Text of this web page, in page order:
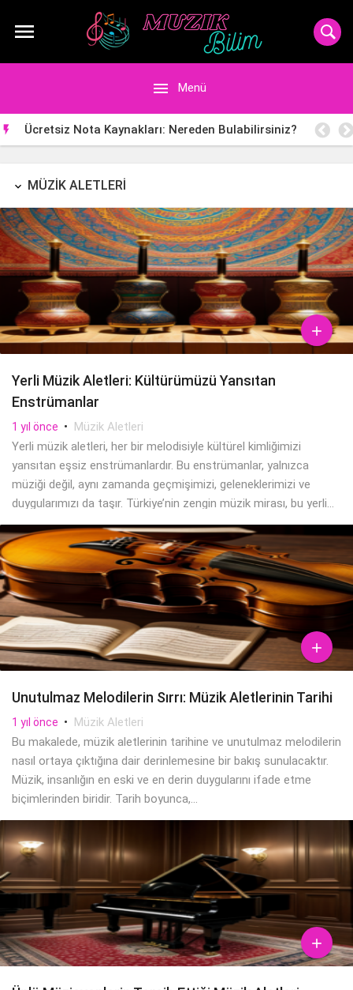

 Menü
 Ücretsiz Nota Kaynakları: Nereden Bulabilirsiniz?
keyboard_arrow_down MÜZIK ALETLERI

Yerli Müzik Aletleri: Kültürümüzü Yansıtan
Enstrümanlar
1 yıl önce • Müzik Aletleri
Yerli müzik aletleri, her bir melodisiyle kültürel kimliğimizi
yansıtan eşsiz enstrümanlardır. Bu enstrümanlar, yalnızca
müziği değil, aynı zamanda geçmişimizi, geleneklerimizi ve
duygularımızı da taşır. Türkiye’nin zengin müzik mirası, bu yerli...

Unutulmaz Melodilerin Sırrı: Müzik Aletlerinin Tarihi
1 yıl önce • Müzik Aletleri
Bu makalede, müzik aletlerinin tarihine ve unutulmaz melodilerin
nasıl ortaya çıktığına dair derinlemesine bir bakış sunulacaktır.
Müzik, insanlığın en eski ve en derin duygularını ifade etme
biçimlerinden biridir. Tarih boyunca,...
